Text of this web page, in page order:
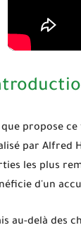
que propose
par Alfred
les plus
d'un
au-delà des